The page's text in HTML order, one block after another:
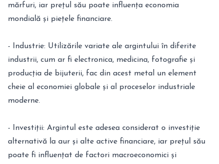
mărfuri, iar prețul său poate influența economia
mondială și piețele financiare.
- Industrie: Utilizările variate ale argintului în diferite
industrii, cum ar fi electronica, medicina, fotografie și
producția de bijuterii, fac din acest metal un element
cheie al economiei globale și al proceselor industriale
moderne.
- Investiții: Argintul este adesea considerat o investiție
alternativă la aur și alte active financiare, iar prețul său
poate fi influențat de factori macroeconomici și